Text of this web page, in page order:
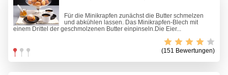
Für die Minikrapfen zunächst die Butter schmelzen
und abkühlen lassen. Das Minikrapfen-Blech mit
einem Drittel der geschmolzenen Butter einpinseln.Die Eier...
(151 Bewertungen)